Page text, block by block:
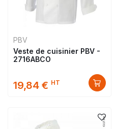
PBV
Veste de cuisinier PBV -
2716ABCO
19,84 € HT